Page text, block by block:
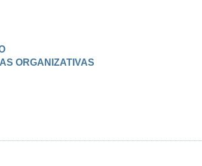
ORGANIZATIVAS